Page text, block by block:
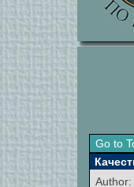
Go to
Author: